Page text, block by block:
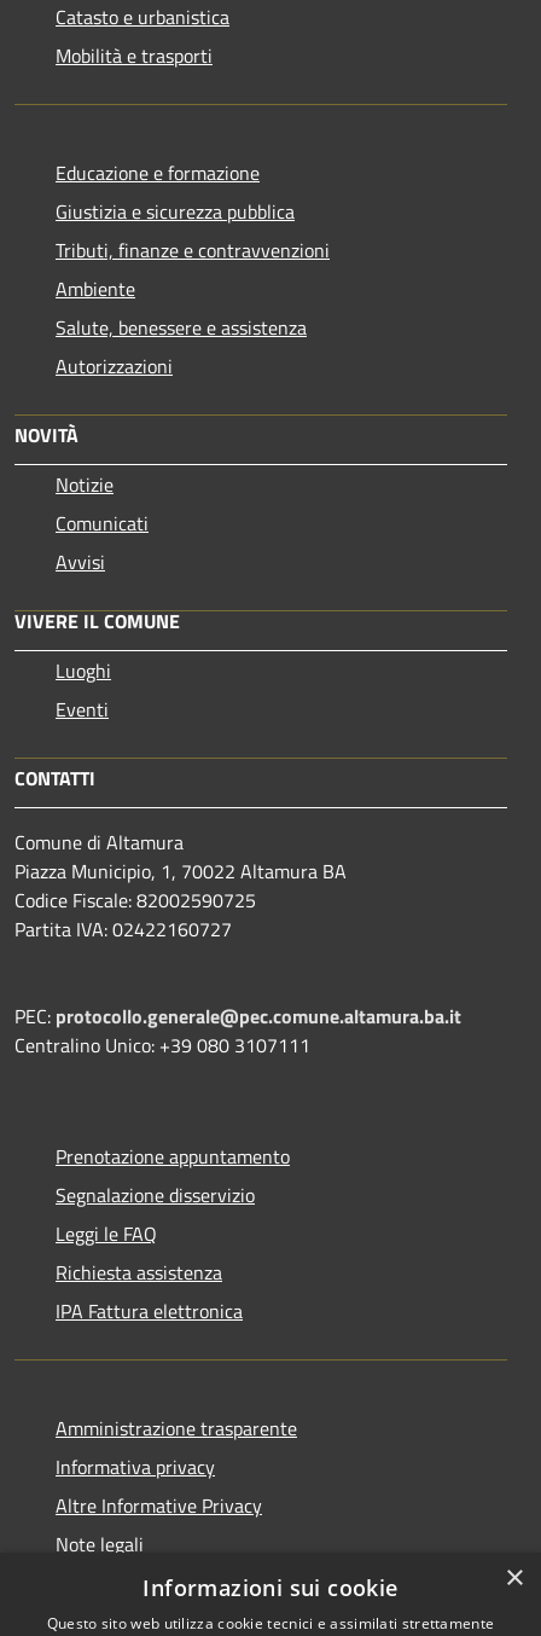
Catasto e urbanistica
Mobilità e trasporti
Educazione e formazione
Giustizia e sicurezza pubblica
Tributi, finanze e contravvenzioni
Ambiente
Salute, benessere e assistenza
Autorizzazioni
NOVITÀ
Notizie
Comunicati
Avvisi
VIVERE IL COMUNE
Luoghi
Eventi
CONTATTI
Comune di Altamura
Piazza Municipio, 1, 70022 Altamura BA
Codice Fiscale: 82002590725
Partita IVA: 02422160727
PEC: protocollo.generale@pec.comune.altamura.ba.it
Centralino Unico: +39 080 3107111
Prenotazione appuntamento
Segnalazione disservizio
Leggi le FAQ
Richiesta assistenza
IPA Fattura elettronica
Amministrazione trasparente
Informativa privacy
Altre Informative Privacy
Note legali
Dichiarazione di accessibilità
×
Informazioni sui cookie
Questo sito web utilizza cookie tecnici e assimilati strettamente